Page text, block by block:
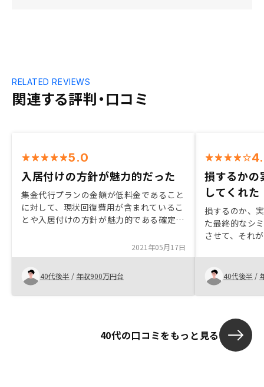
関連する評判・口コミ
RELATED REVIEWS
5.0
入居付けの方針が魅力的だった
集金代行プランの金額が低料金であること
に対して、現状回復費用が含まれているこ
とや入居付けの方針が魅力的である確定申
購入した際の手厚いキャンペーンの充実
2021年05月17日
40代後半 / 年収900万円台
損するかの
してくれた
損するのか、
た最終的なシ
させて、それ
40代後半 /
40代の口コミをもっと見る